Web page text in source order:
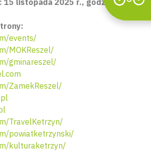
events/
MOKReszel/
gminareszel/
ZamekReszel/
TravelKetrzyn/
powiatketrzynski/
kulturaketrzyn/